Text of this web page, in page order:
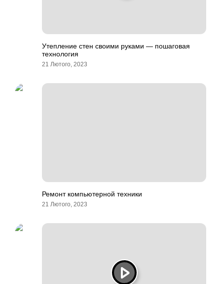
Утепление стен своими руками — пошаговая
технология
21 Лютого, 2023
Ремонт компьютерной техники
21 Лютого, 2023